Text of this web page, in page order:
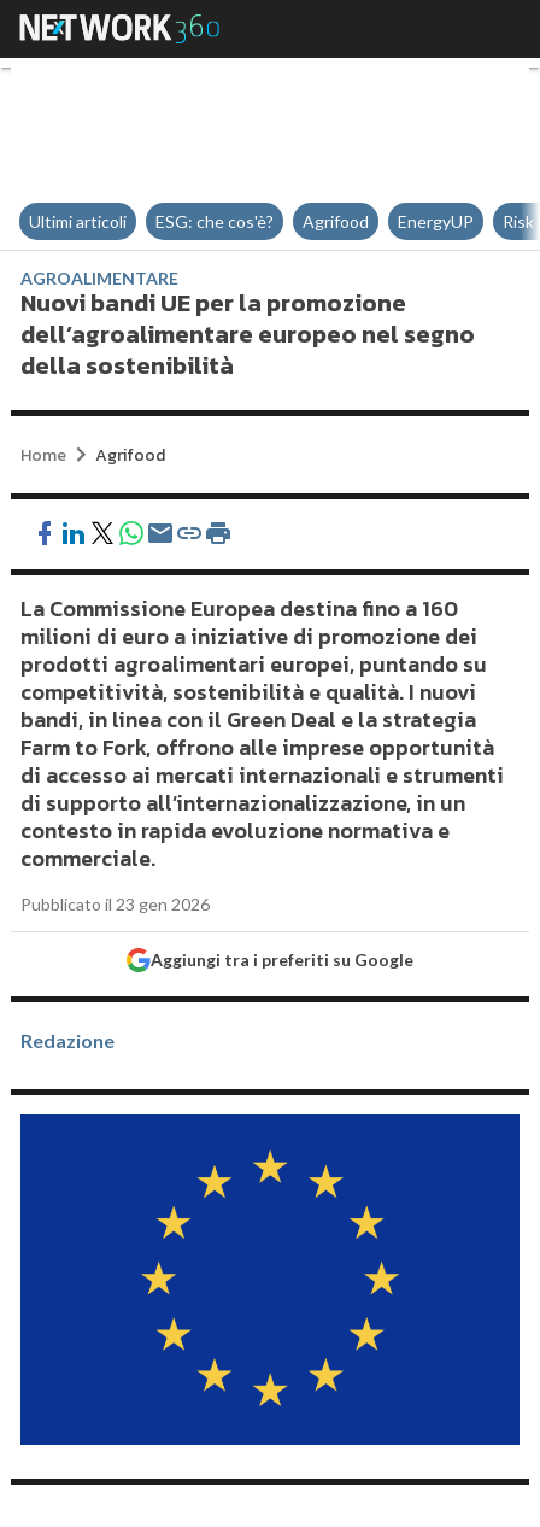
Nuovi bandi UE per la
Ultimi articoli ESG: che cos'è? Agrifood EnergyUP Risk
AGROALIMENTARE
Nuovi bandi UE per la promozione
dell’agroalimentare europeo nel segno
della sostenibilità
Home Agrifood
La Commissione Europea destina fino a 160
milioni di euro a iniziative di promozione dei
prodotti agroalimentari europei, puntando su
competitività, sostenibilità e qualità. I nuovi
bandi, in linea con il Green Deal e la strategia
Farm to Fork, offrono alle imprese opportunità
di accesso ai mercati internazionali e strumenti
di supporto all’internazionalizzazione, in un
contesto in rapida evoluzione normativa e
commerciale.
Pubblicato il 23 gen 2026
Aggiungi tra i preferiti su Google
Redazione